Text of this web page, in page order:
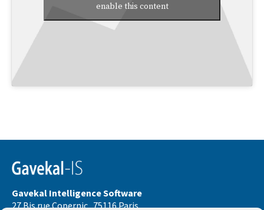
enable this content
Gavekal Intelligence Software
27 Bis rue Copernic . 75116 Paris